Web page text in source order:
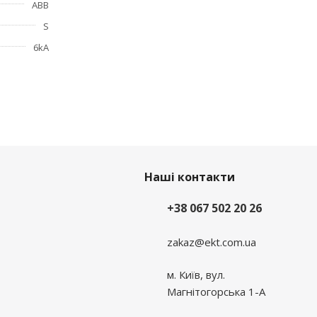
и
ABB
S
6kA
Наші контакти
+38 067 502 20 26
zakaz@ekt.com.ua
м. Київ, вул.
Магнітогорська 1-А